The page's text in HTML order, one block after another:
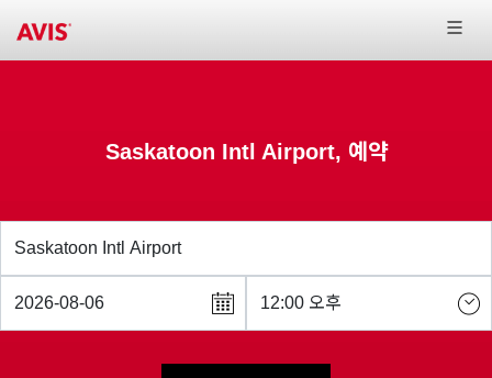
Saskatoon Intl Airport, 예약